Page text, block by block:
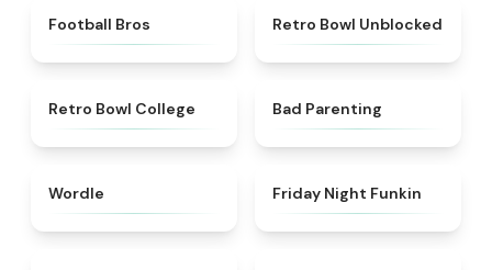
Football Bros ★ 4.9
Retro Bowl Unblocked
Retro Bowl College Bad Parenting
Wordle ★
Friday Night Funkin